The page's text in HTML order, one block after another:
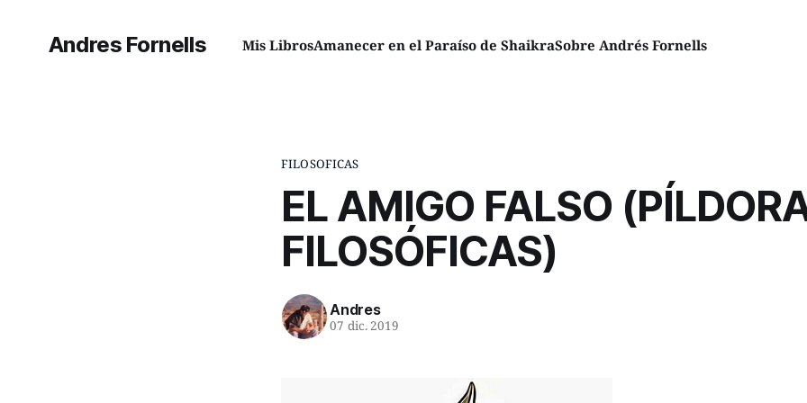
Andres Fornells Mis LibrosAmanecer en el Paraíso de ShaikraSobre Andrés Fornells
FILOSOFICAS
EL AMIGO FALSO
FILOSÓFICAS)
Andres
07 dic. 2019